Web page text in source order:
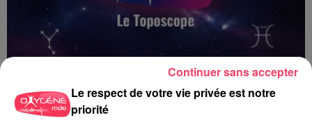
Le respect de votre vie privée est notre
priorité
Continuer sans accepter